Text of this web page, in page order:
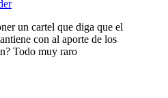
un cartel que diga que el
con al aporte de los
Todo muy raro